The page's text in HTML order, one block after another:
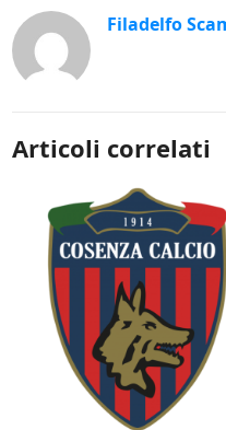
Filadelfo
Articoli correlati